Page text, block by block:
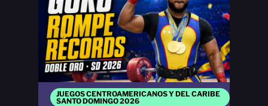
JUEGOS CENTROAMERICANOS Y DEL CARIBE
SANTO DOMINGO 2026